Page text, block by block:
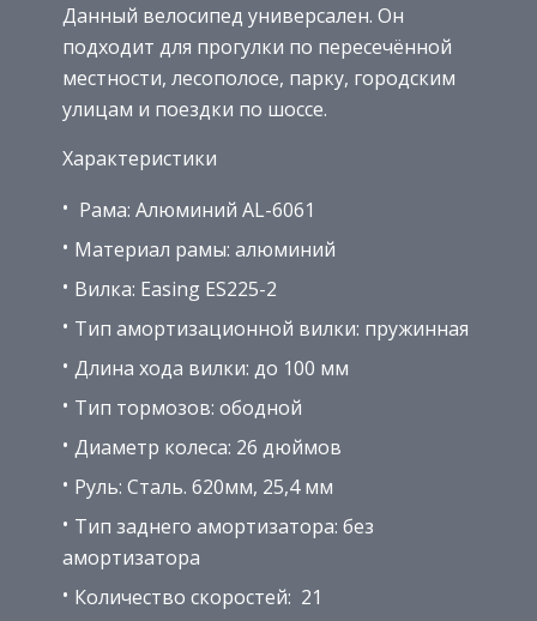
Данный велосипед универсален. Он
подходит для прогулки по пересечённой
местности, лесополосе, парку, городским
улицам и поездки по шоссе.
Характеристики
Рама: Алюминий AL-6061
Материал рамы: алюминий
Вилка: Easing ES225-2
Тип амортизационной вилки: пружинная
Длина хода вилки: до 100 мм
Тип тормозов: ободной
Диаметр колеса: 26 дюймов
Руль: Сталь. 620мм, 25,4 мм
Тип заднего амортизатора: без
амортизатора
Количество скоростей: 21